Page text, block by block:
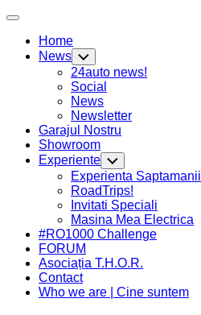
Skip
content
Expand
Home
News Toggle
Child
Menu
24auto news!
Social
News
Newsletter
Garajul Nostru
Showroom
Experiente Toggle
Child
Menu
Experienta Saptamanii
RoadTrips!
Invitati Speciali
Masina Mea Electrica
#RO1000 Challenge
FORUM
Asociația T.H.O.R.
Contact
Who we are | Cine suntem